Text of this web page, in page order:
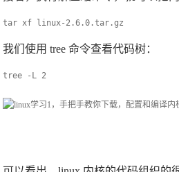
tar xf linux-2.6.0.tar.gz
我们使用 tree 命令查看代码树：
tree -L 2